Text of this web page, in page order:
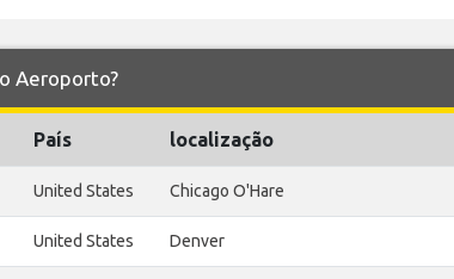
Aeroporto?
País localização
United States Chicago O'Hare
United States Denver